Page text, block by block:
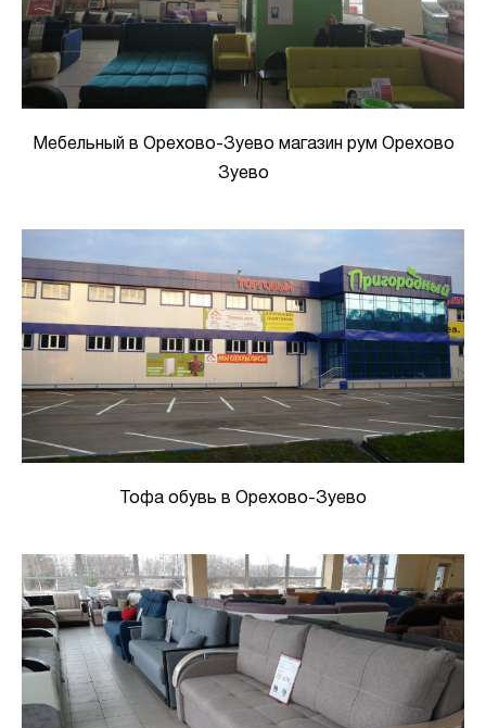
Мебельный в Орехово-Зуево магазин рум Орехово
Зуево
Тофа обувь в Орехово-Зуево